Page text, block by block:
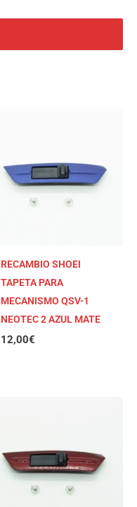
RECAMBIO SHOEI
TAPETA PARA
MECANISMO QSV-1
NEOTEC 2 AZUL MATE
12,00€